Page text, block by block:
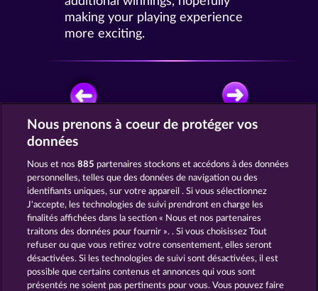
making your playing experience
more exciting.
JOUEZ GRATUITEMENT
Aura of Jupiter
Nous prenons à coeur de protéger vos
données
Nous et nos885 partenaires stockons et accédons à des données
personnelles, telles que des données de navigation ou des
identifiants uniques, sur votre appareil . Si vous sélectionnez
J'accepte, les technologies de suivi prendront en charge les
finalités affichées dans la section « Nous et nos partenaires
traitons des données pour fournir ». . Si vous choisissez Tout
refuser ou que vous retirez votre consentement, elles seront
désactivées. Si les technologies de suivi sont désactivées, il est
possible que certains contenus et annonces qui vous sont
présentés ne soient pas pertinents pour vous. Vous pouvez faire